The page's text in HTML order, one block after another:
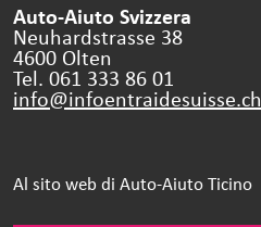
Auto-Aiuto Svizzera
Neuhardstrasse 38
4600 Olten
Tel. 061 333 86 01
info@infoentraidesuisse.ch
Al sito web di Auto-Aiuto Ticino